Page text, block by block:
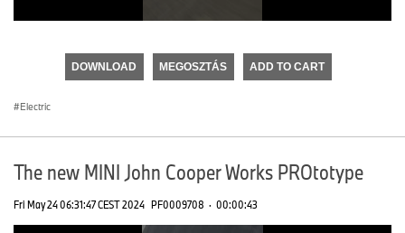
seconds
DOWNLOAD MEGOSZTÁS ADD TO CART
Electric
The new MINI John Cooper Works PROtotype
Fri May 24 06:31:47 CEST 2024 PF0009708 · 00:00:43